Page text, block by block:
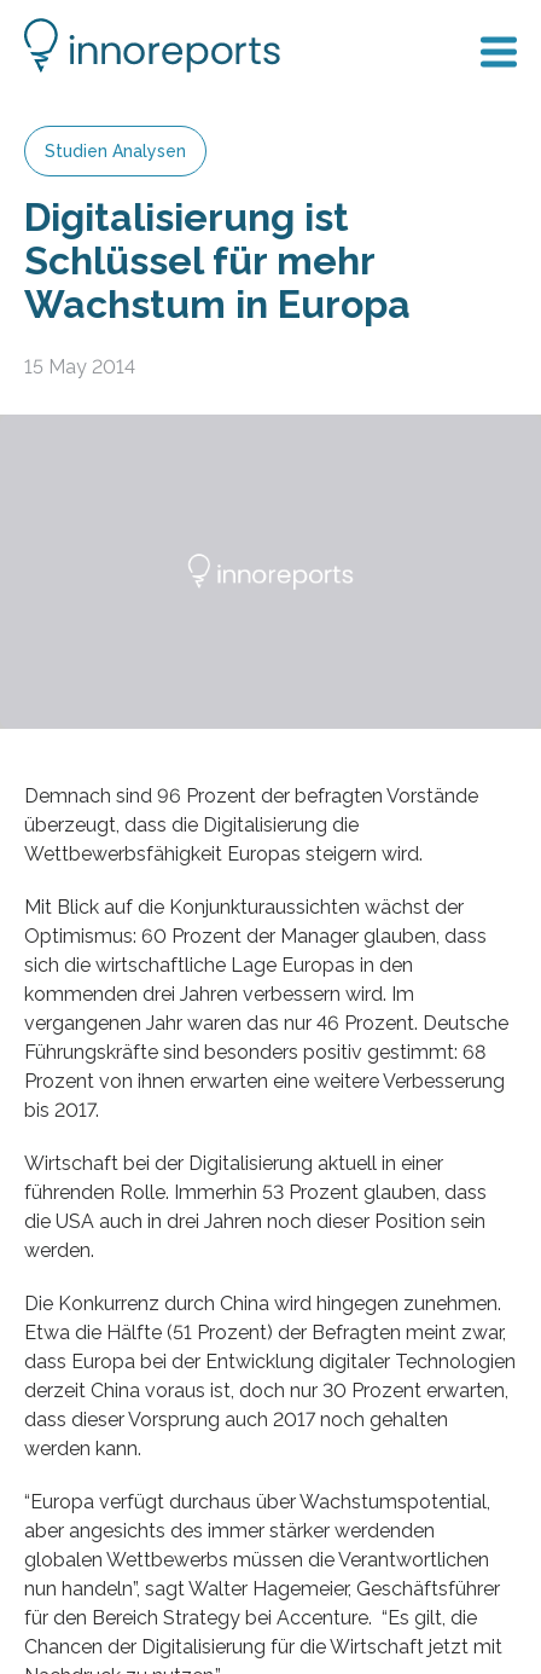
Studien Analysen
Digitalisierung ist
Schlüssel für mehr
Wachstum in Europa
15 May 2014
Demnach sind 96 Prozent der befragten Vorstände
überzeugt, dass die Digitalisierung die
Wettbewerbsfähigkeit Europas steigern wird.
Mit Blick auf die Konjunkturaussichten wächst der
Optimismus: 60 Prozent der Manager glauben, dass
sich die wirtschaftliche Lage Europas in den
kommenden drei Jahren verbessern wird. Im
vergangenen Jahr waren das nur 46 Prozent. Deutsche
Führungskräfte sind besonders positiv gestimmt: 68
Prozent von ihnen erwarten eine weitere Verbesserung
bis 2017.
Wirtschaft bei der Digitalisierung aktuell in einer
führenden Rolle. Immerhin 53 Prozent glauben, dass
die USA auch in drei Jahren noch dieser Position sein
werden.
Die Konkurrenz durch China wird hingegen zunehmen.
Etwa die Hälfte (51 Prozent) der Befragten meint zwar,
dass Europa bei der Entwicklung digitaler Technologien
derzeit China voraus ist, doch nur 30 Prozent erwarten,
dass dieser Vorsprung auch 2017 noch gehalten
werden kann.
“Europa verfügt durchaus über Wachstumspotential,
aber angesichts des immer stärker werdenden
globalen Wettbewerbs müssen die Verantwortlichen
nun handeln”, sagt Walter Hagemeier, Geschäftsführer
für den Bereich Strategy bei Accenture. “Es gilt, die
Chancen der Digitalisierung für die Wirtschaft jetzt mit